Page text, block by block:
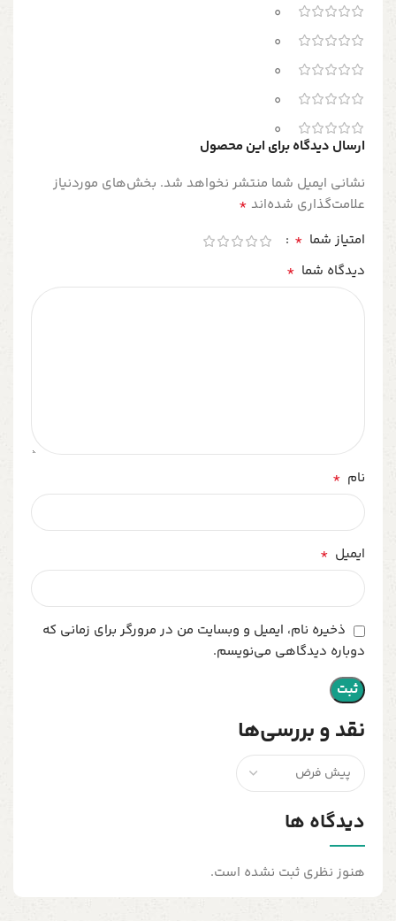
0
0
0
0
0
نقد و بررسی‌ها
دیدگاه ها
هنوز نظری ثبت نشده است.
ارسال دیدگاه برای این محصول
نشانی ایمیل شما منتشر نخواهد شد. بخش‌های موردنیاز
علامت‌گذاری شده‌اند *
امتیاز شما *
دیدگاه شما *
نام *
ایمیل *
ذخیره نام، ایمیل و وبسایت من در مرورگر برای زمانی که
دوباره دیدگاهی می‌نویسم.